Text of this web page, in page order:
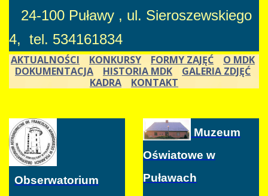
24-100 Puławy , ul. Sieroszewskiego
4, tel. 534161834
AKTUALNOŚCI KONKURSY FORMY ZAJĘĆ
O MDK
DOKUMENTACJA
HISTORIA MDK
GALERIA ZDJĘĆ
KADRA
KONTAKT
Obserwatorium
Muzeum
Oświatowe w
Puławach